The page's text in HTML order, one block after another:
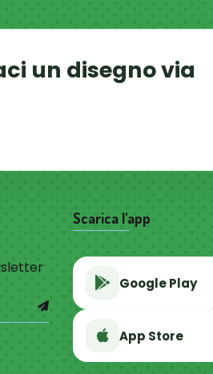
un disegno via
Scarica l'app
Google Play
App Store